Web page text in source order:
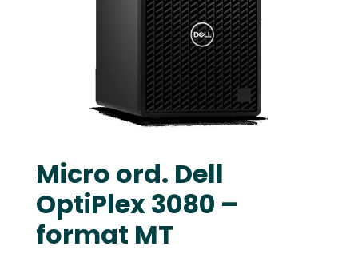
Micro ord. Dell
OptiPlex 3080 –
format MT